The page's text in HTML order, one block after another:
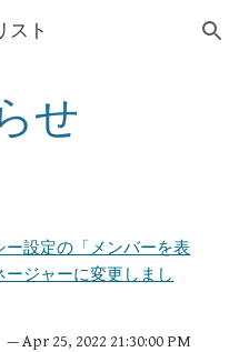
Skip to navigation
スト
せ
ー設定の「メンバーを表
ジャーに変更しまし
— Apr 25, 2022 21:30:00 PM